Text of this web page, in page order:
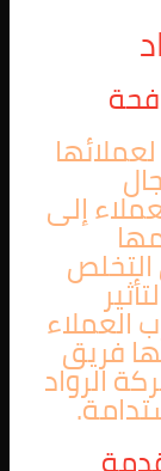
إلى
العملاء
فريق
الرواد